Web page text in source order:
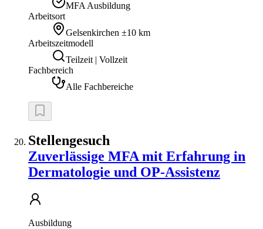
MFA Ausbildung
Arbeitsort
Gelsenkirchen ±10 km
Arbeitszeitmodell
Teilzeit | Vollzeit
Fachbereich
Alle Fachbereiche
Stellengesuch
Zuverlässige MFA mit Erfahrung in
Dermatologie und OP-Assistenz
Ausbildung